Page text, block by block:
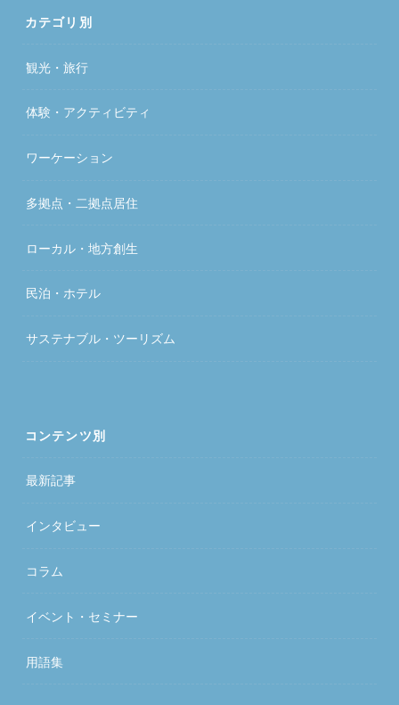
カテゴリ別
観光・旅行
体験・アクティビティ
ワーケーション
多拠点・二拠点居住
ローカル・地方創生
民泊・ホテル
サステナブル・ツーリズム
コンテンツ別
最新記事
インタビュー
コラム
イベント・セミナー
用語集